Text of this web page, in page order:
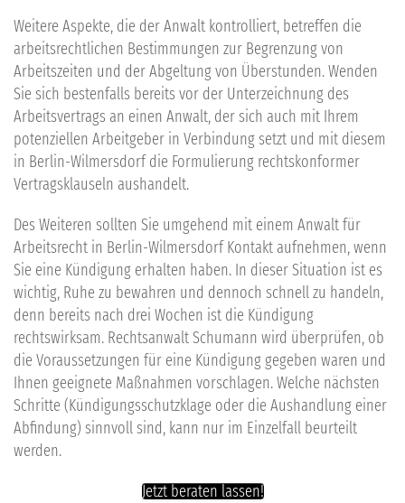
Weitere Aspekte, die der Anwalt kontrolliert, betreffen die
arbeitsrechtlichen Bestimmungen zur Begrenzung von
Arbeitszeiten und der Abgeltung von Überstunden. Wenden
Sie sich bestenfalls bereits vor der Unterzeichnung des
Arbeitsvertrags an einen Anwalt, der sich auch mit Ihrem
potenziellen Arbeitgeber in Verbindung setzt und mit diesem
in Berlin-Wilmersdorf die Formulierung rechtskonformer
Vertragsklauseln aushandelt.
Des Weiteren sollten Sie umgehend mit einem Anwalt für
Arbeitsrecht in Berlin-WilmersdorfKontakt aufnehmen, wenn
Sie eine Kündigung erhalten haben. In dieser Situation ist es
wichtig, Ruhe zu bewahren und dennoch schnell zu handeln,
denn bereits nach drei Wochen ist die Kündigung
rechtswirksam. Rechtsanwalt Schumann wird überprüfen, ob
die Voraussetzungen für eine Kündigung gegeben waren und
Ihnen geeignete Maßnahmen vorschlagen. Welche nächsten
Schritte (Kündigungsschutzklage oder die Aushandlung einer
Abfindung) sinnvoll sind, kann nur im Einzelfall beurteilt
werden.
Jetzt beraten lassen!